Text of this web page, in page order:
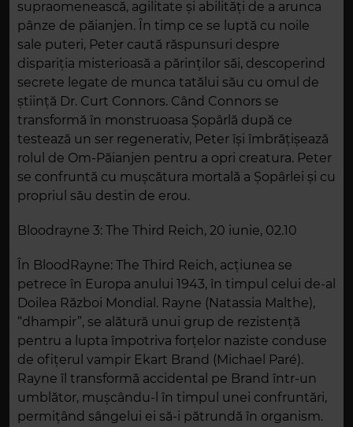
supraomenească, agilitate și abilități de a arunca
pânze de păianjen. În timp ce se luptă cu noile
sale puteri, Peter caută răspunsuri despre
dispariția misterioasă a părinților săi, descoperind
secrete legate de munca tatălui său cu omul de
știință Dr. Curt Connors. Când Connors se
transformă în monstruoasa Șopârlă după ce
testează un ser regenerativ, Peter își îmbrățișează
rolul de Om-Păianjen pentru a opri creatura. Peter
se confruntă cu mușcătura mortală a Șopârlei și cu
propriul său destin de erou.
Bloodrayne 3: The Third Reich, 20 iunie, 02.10
În BloodRayne: The Third Reich, acțiunea se
petrece în Europa anului 1943, în timpul celui de-al
Doilea Război Mondial. Rayne (Natassia Malthe),
“dhampir”, se alătură unui grup de rezistență
pentru a lupta împotriva forțelor naziste conduse
de ofițerul vampir Ekart Brand (Michael Paré).
Rayne îl transformă accidental pe Brand într-un
umblător, mușcându-l în timpul unei confruntări,
permițând sângelui ei să-i pătrundă în organism.